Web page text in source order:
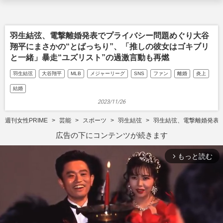
羽生結弦、電撃離婚発表でプライバシー問題めぐり大谷
翔平にまさかの“とばっちり”、「推しの彼女はゴキブリ
と一緒」暴走“ユズリスト”の過激言動も再燃
羽生結弦 大谷翔平 MLB メジャーリーグ SNS ファン 離婚 炎上
結婚
2023/11/26
週刊女性PRIME 芸能 スポーツ 羽生結弦 羽生結弦、電撃離婚発表
広告の下にコンテンツが続きます
arrow_forward_ios もっと読む